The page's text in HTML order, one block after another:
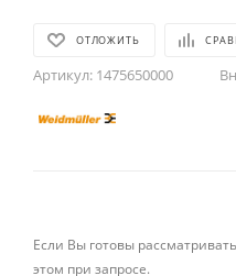
ОТЛОЖИТЬ
Артикул: 1475650000
Если Вы готовы
этом при запросе.